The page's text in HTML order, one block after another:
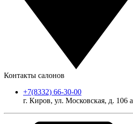
Контакты салонов
+7(8332) 66-30-00
г. Киров, ул. Московская, д. 106 а